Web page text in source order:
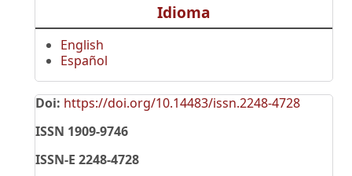
Idioma
English
Español
Doi: https://doi.org/10.14483/issn.2248-4728
ISSN 1909-9746
ISSN-E 2248-4728